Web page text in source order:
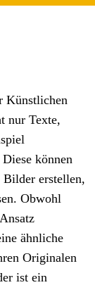
Künstlichen
nur Texte,
können
Bilder erstellen,
Obwohl
ähnliche
Originalen
ist ein